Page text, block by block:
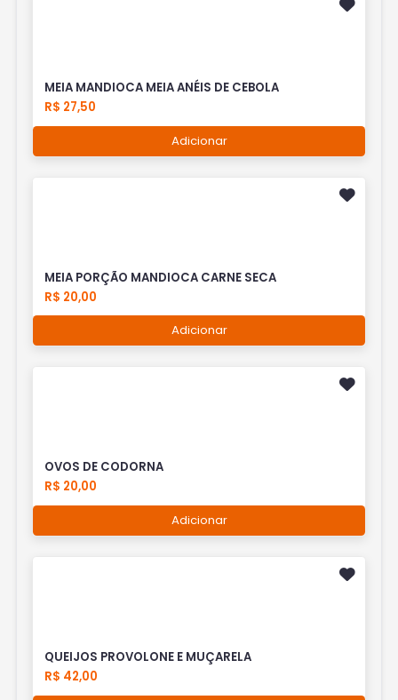
MEIA MANDIOCA MEIA ANÉIS DE CEBOLA
R$ 27,50
Adicionar
MEIA PORÇÃO MANDIOCA CARNE SECA
R$ 20,00
Adicionar
OVOS DE CODORNA
R$ 20,00
Adicionar
QUEIJOS PROVOLONE E MUÇARELA
R$ 42,00